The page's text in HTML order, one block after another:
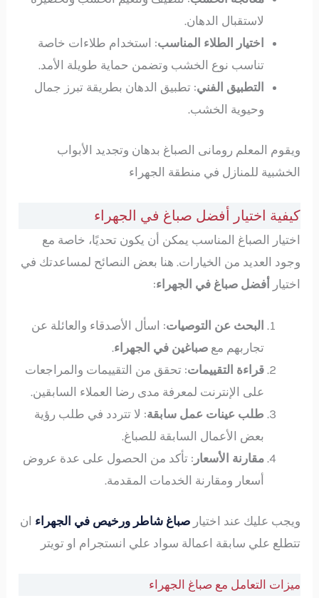
لاستقبال الدهان.
اختيار الطلاء المناسب: استخدام طلاءات خاصة
تناسب نوع الخشب وتضمن حماية طويلة الأمد.
التطبيق الفني: تطبيق الدهان بطريقة تبرز جمال
وحيوية الخشب.
ويقوم المعلم رومانى الصباغ بدهان وتجديد الأبواب
الخشبية للمنازل في منطقة الجهراء
كيفية اختيار أفضل صباغ في الجهراء
اختيار الصباغ المناسب يمكن أن يكون تحديًا، خاصة مع
وجود العديد من الخيارات. هنا بعض النصائح لمساعدتك في
اختيار أفضل صباغ في الجهراء:
البحث عن التوصيات: اسأل الأصدقاء والعائلة عن
تجاربهم مع صباغين في الجهراء.
قراءة التقييمات: تحقق من التقييمات والمراجعات
على الإنترنت لمعرفة مدى رضا العملاء السابقين.
طلب عينات عمل سابقة: لا تتردد في طلب رؤية
بعض الأعمال السابقة للصباغ.
مقارنة الأسعار : تأكد من الحصول على عدة عروض
أسعار ومقارنة الخدمات المقدمة.
ويجب عليك عند اختيارصباغ شاطر ورخيص في الجهراء ان
تتطلع علي سابقة اعمالة سواد علي انستجرام او تويتر
ميزات التعامل مع صباغ الجهراء